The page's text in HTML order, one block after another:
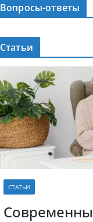
Вопросы-ответы
Статьи
СТАТЬИ